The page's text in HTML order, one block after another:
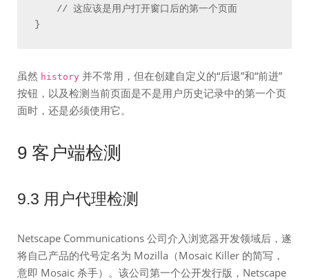
虽然 history 并不常用，但在创建自定义的“后退”和“前进”
按钮，以及检测当前页面是不是用户历史记录中的第一个页
面时，还是必须使用它。
9 客户端检测
9.3 用户代理检测
Netscape Communications 公司介入浏览器开发领域后，遂
将自己产品的代号定名为 Mozilla（Mosaic Killer 的简写，
意即 Mosaic 杀手）。该公司第一个公开发行版，Netscape